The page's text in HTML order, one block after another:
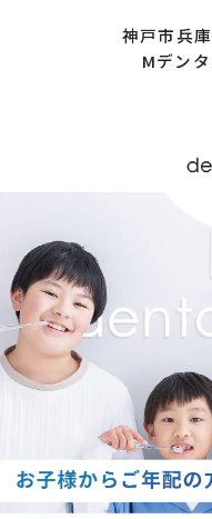
神戸市兵
Mデン